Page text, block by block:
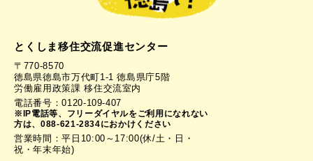
とくしま移住交流促進センター
〒770-8570
徳島県徳島市万代町1-1 徳島県庁5階
労働雇用政策課 移住交流室内
電話番号：0120-109-407
※IP電話等、フリーダイヤルをご利用になれない
方は、088-621-2834におかけください
営業時間：平日10:00～17:00(休/土・日・
祝・年末年始)